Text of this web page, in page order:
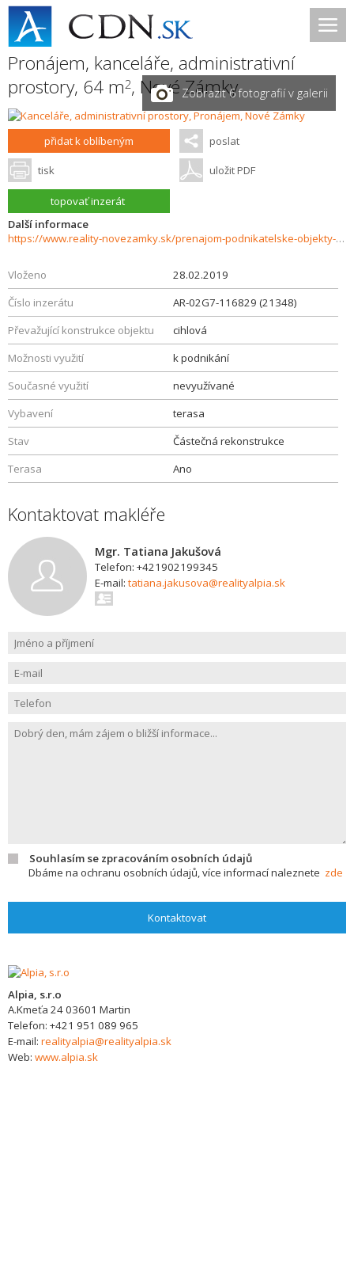
Pronájem, kanceláře, administrativní
prostory, 64 m2, Nové Zámky
Zobrazit 6 fotografií v galerii
přidat k oblíbeným poslat
tisk uložit PDF
topovať inzerát
Další informace
https://www.reality-novezamky.sk/prenajom-podnikatelske-objekty-novostavby/Na-prenajom-kancelarske-priestory-Nove-Zamky-21348/?utm_source=areality&utm_medium=xml&utm_term=21348&utm_content=pozemok&utm_campaign=portaly
Vloženo
28.02.2019
Číslo inzerátu
AR-02G7-116829 (21348)
Převažující konstrukce objektu
cihlová
Možnosti využití
k podnikání
Současné využití
nevyužívané
Vybavení
terasa
Stav
Částečná rekonstrukce
Terasa
Ano
Kontaktovat makléře
Mgr. Tatiana Jakušová
Telefon: +421902199345
E-mail: tatiana.jakusova@realityalpia.sk
Souhlasím se zpracováním osobních údajů
Dbáme na ochranu osobních údajů, více informací naleznete zde
Kontaktovat
Alpia, s.r.o
A.Kmeťa 2403601 Martin
Telefon: +421 951 089 965
E-mail: realityalpia@realityalpia.sk
Web: www.alpia.sk